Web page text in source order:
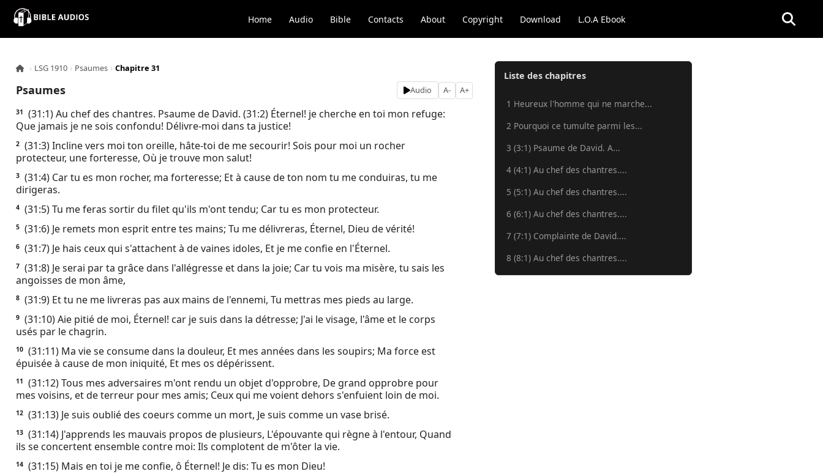
Home Audio Bible Contacts About Copyright Download L.O.A Ebook
×
Audio
Bible
Contacts
About
Copyright
Download
L.O.A
Ebook
› LSG 1910 › Psaumes › Chapitre 31
Psaumes Audio A- A+
31
(31:1) Au chef des chantres. Psaume de David. (31:2) Éternel! je cherche en toi mon refuge:
Que jamais je ne sois confondu! Délivre-moi dans ta justice!
2 (31:3) Incline vers moi ton oreille, hâte-toi de me secourir! Sois pour moi un rocher
protecteur, une forteresse, Où je trouve mon salut!
3 (31:4) Car tu es mon rocher, ma forteresse; Et à cause de ton nom tu me conduiras, tu me
dirigeras.
4 (31:5) Tu me feras sortir du filet qu'ils m'ont tendu; Car tu es mon protecteur.
5 (31:6) Je remets mon esprit entre tes mains; Tu me délivreras, Éternel, Dieu de vérité!
6 (31:7) Je hais ceux qui s'attachent à de vaines idoles, Et je me confie en l'Éternel.
7 (31:8) Je serai par ta grâce dans l'allégresse et dans la joie; Car tu vois ma misère, tu sais les
angoisses de mon âme,
8 (31:9) Et tu ne me livreras pas aux mains de l'ennemi, Tu mettras mes pieds au large.
9 (31:10) Aie pitié de moi, Éternel! car je suis dans la détresse; J'ai le visage, l'âme et le corps
usés par le chagrin.
10 (31:11) Ma vie se consume dans la douleur, Et mes années dans les soupirs; Ma force est
épuisée à cause de mon iniquité, Et mes os dépérissent.
11
(31:12) Tous mes adversaires m'ont rendu un objet d'opprobre, De grand opprobre pour
mes voisins, et de terreur pour mes amis; Ceux qui me voient dehors s'enfuient loin de moi.
12 (31:13) Je suis oublié des coeurs comme un mort, Je suis comme un vase brisé.
13 (31:14) J'apprends les mauvais propos de plusieurs, L'épouvante qui règne à l'entour, Quand
ils se concertent ensemble contre moi: Ils complotent de m'ôter la vie.
14 (31:15) Mais en toi je me confie, ô Éternel! Je dis: Tu es mon Dieu!
Liste des chapitres
1 Heureux l'homme qui ne marche...
2 Pourquoi ce tumulte parmi les...
3 (3:1) Psaume de David. A...
4 (4:1) Au chef des chantres....
5 (5:1) Au chef des chantres....
6 (6:1) Au chef des chantres....
7 (7:1) Complainte de David....
8 (8:1) Au chef des chantres....